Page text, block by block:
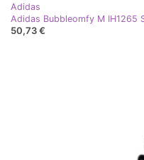
Adidas
Adidas Bubbleomfy M IH1265
50,73 €